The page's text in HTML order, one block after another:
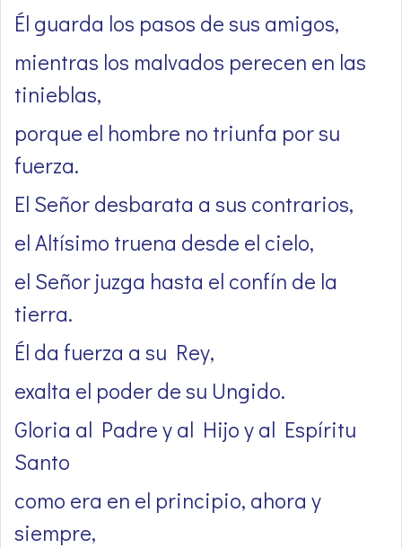
Él guarda los pasos de sus amigos,
mientras los malvados perecen en las
tinieblas,
porque el hombre no triunfa por su
fuerza.
El Señor desbarata a sus contrarios,
el Altísimo truena desde el cielo,
el Señor juzga hasta el confín de la
tierra.
Él da fuerza a su Rey,
exalta el poder de su Ungido.
Gloria al Padre y al Hijo y al Espíritu
Santo
como era en el principio, ahora y
siempre,